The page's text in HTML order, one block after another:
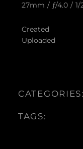
27mm / ƒ/4.0 / 1/
Created
Uploaded
CATEGORIES:
TAGS: